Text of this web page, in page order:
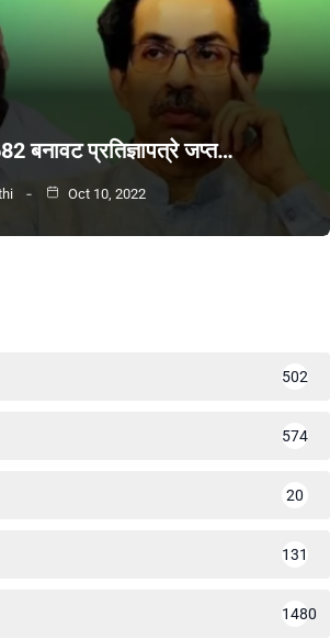
बनावट प्रतिज्ञापत्रे जप्त…
Oct 10, 2022
502
574
20
131
1480